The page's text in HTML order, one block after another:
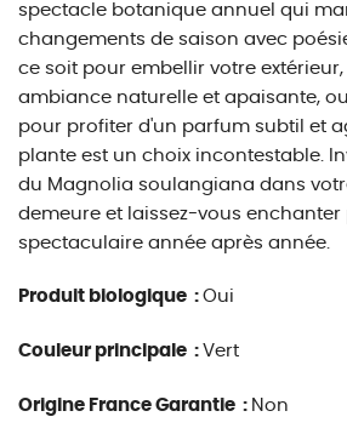
spectacle botanique annuel qui
changements de saison avec
ce soit pour embellir votre
ambiance naturelle et apaisante,
pour profiter d'un parfum subtil et
plante est un choix incontestable.
du Magnolia soulangiana dans
demeure et laissez-vous
spectaculaire année après année.
Produit biologique : Oui
Couleur principale : Vert
Origine France Garantie : Non